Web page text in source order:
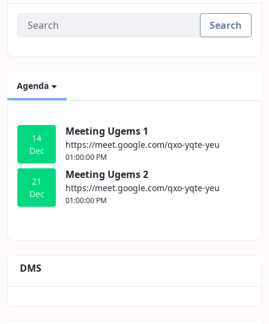
Search
Agenda
14
Dec
Meeting Ugems 1
https://meet.google.com/qxo-yqte-yeu
01:00:00 PM
21
Dec
Meeting Ugems 2
https://meet.google.com/qxo-yqte-yeu
01:00:00 PM
DMS